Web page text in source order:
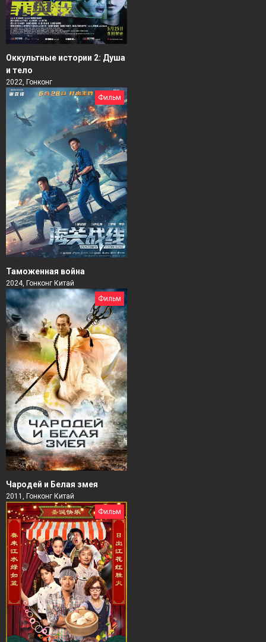
Оккультные истории 2: Душа
и тело
2022, Гонконг
Фильм
Таможенная война
2024, Гонконг Китай
Фильм
Чародей и Белая змея
2011, Гонконг Китай
Фильм